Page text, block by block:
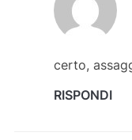
certo,
RISPONDI